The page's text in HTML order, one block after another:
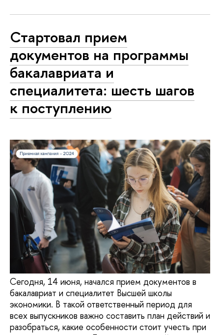
Стартовал прием
документов на программы
бакалавриата и
специалитета: шесть шагов
к поступлению
Сегодня, 14 июня, начался прием документов в
бакалавриат и специалитет Высшей школы
экономики. В такой ответственный период для
всех выпускников важно составить план действий и
разобраться, какие особенности стоит учесть при